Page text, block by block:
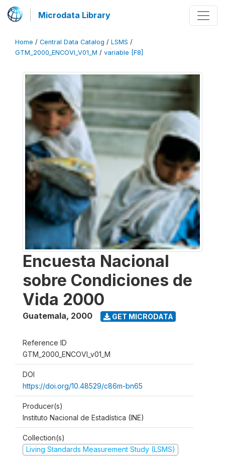
Microdata Library
Home / Central Data Catalog / LSMS /
GTM_2000_ENCOVI_V01_M / variable [F8]
Encuesta Nacional
sobre Condiciones de
Vida 2000
Guatemala, 2000 GET MICRODATA
Reference ID
GTM_2000_ENCOVI_v01_M
DOI
https://doi.org/10.48529/c86m-bn65
Producer(s)
Instituto Nacional de Estadística (INE)
Collection(s)
Living Standards Measurement Study (LSMS)